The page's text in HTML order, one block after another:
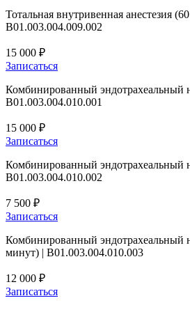
Тотальная внутривенная анестезия
B01.003.004.009.002
15 000 ₽
Записаться
Комбинированный эндотрахеальный
B01.003.004.010.001
15 000 ₽
Записаться
Комбинированный эндотрахеальный
B01.003.004.010.002
7 500 ₽
Записаться
Комбинированный эндотрахеальный
минут) | B01.003.004.010.003
12 000 ₽
Записаться